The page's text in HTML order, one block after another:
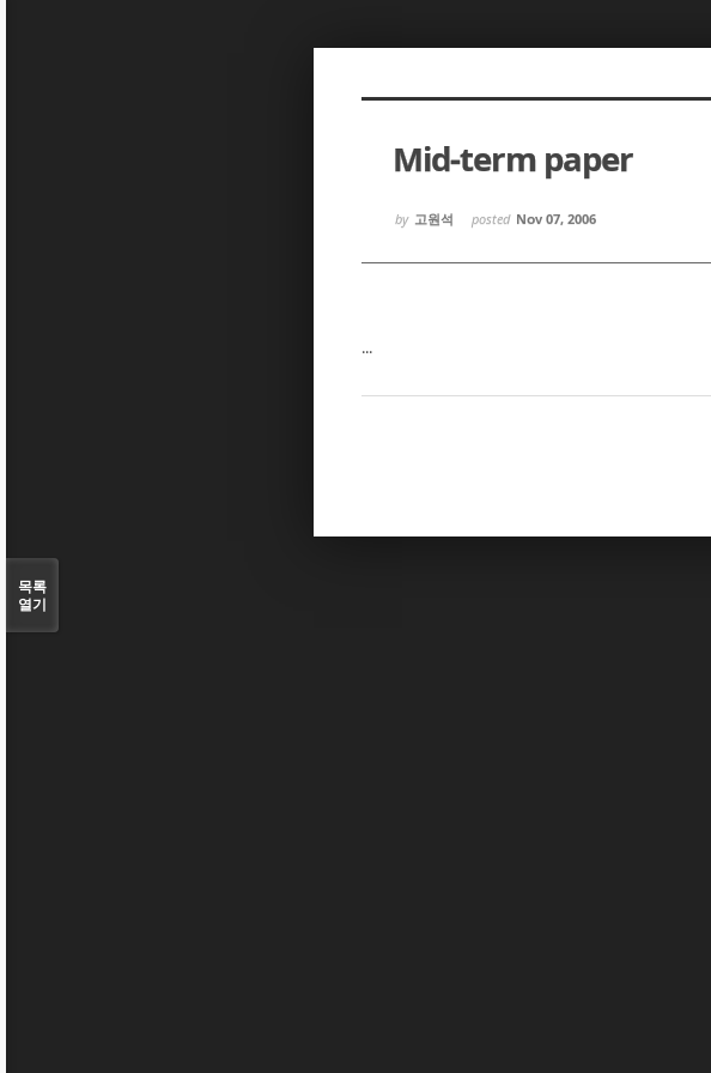
Mid-term paper
by 고원석 posted Nov 07, 2006
...
목록
열기
Sketchbook5, 스케치북5
Sketchbook5, 스케치북5
Sketchbook5, 스케치북5
Sketchbook5, 스케치북5